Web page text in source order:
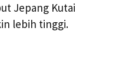
Jepang Kutai
lebih tinggi.